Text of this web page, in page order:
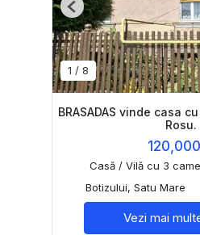
1 / 8
Previous
BRASADAS vinde casa
Rosu.
Casă / Vilă cu 3
Botizului, Satu Mare
Vezi mai